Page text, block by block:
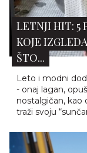
JAPANKE:
VRATIO IZ
Udobne,
japanke nikada
garderobi i